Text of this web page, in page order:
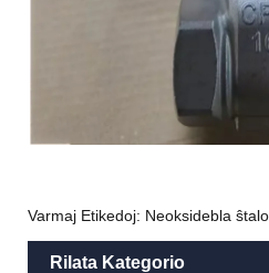
Varmaj Etikedoj: Neoksidebla
Rilata Kategorio